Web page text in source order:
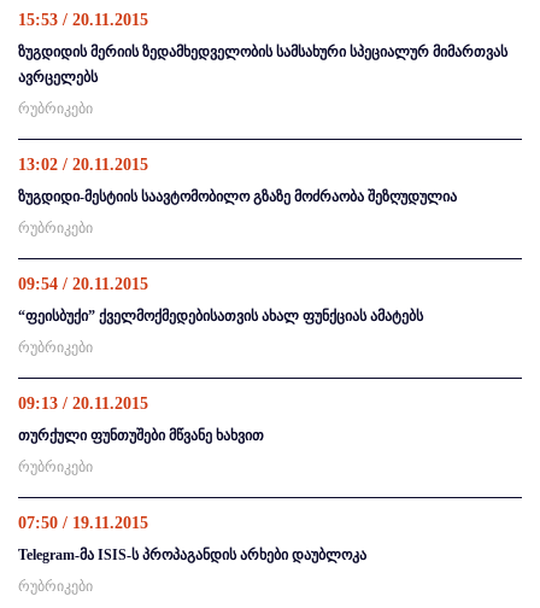
15:53 / 20.11.2015
ზუგდიდის მერიის ზედამხედველობის სამსახური სპეციალურ მიმართვას
ავრცელებს
რუბრიკები
13:02 / 20.11.2015
ზუგდიდი-მესტიის საავტომობილო გზაზე მოძრაობა შეზღუდულია
რუბრიკები
09:54 / 20.11.2015
“ფეისბუქი” ქველმოქმედებისათვის ახალ ფუნქციას ამატებს
რუბრიკები
09:13 / 20.11.2015
თურქული ფუნთუშები მწვანე ხახვით
რუბრიკები
07:50 / 19.11.2015
Telegram-მა ISIS-ს პროპაგანდის არხები დაუბლოკა
რუბრიკები